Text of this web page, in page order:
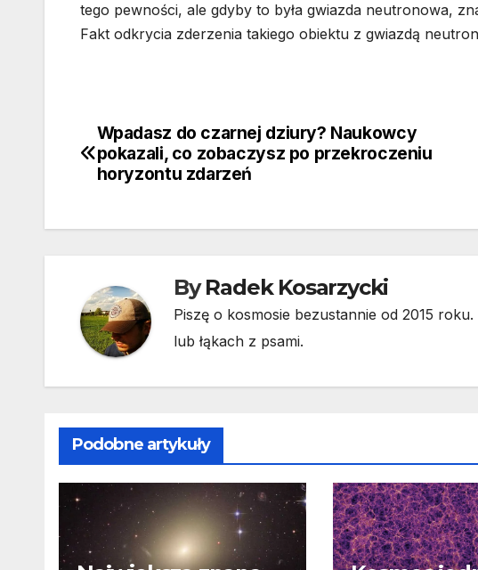
tego pewności, ale gdyby to była gwiazda neutronowa,
Fakt odkrycia zderzenia takiego obiektu z gwiazdą
Nawigacja
wpisu
Wpadasz do czarnej dziury? Naukowcy
pokazali, co zobaczysz po przekroczeniu
horyzontu zdarzeń
ByRadek Kosarzycki
Piszę o kosmosie bezustannie od 2015
lub łąkach z psami.
Podobne artykuły